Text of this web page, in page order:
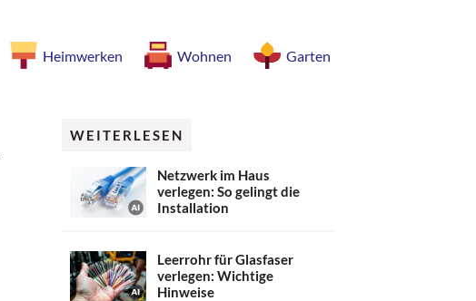
Heimwerken Wohnen Garten
WEITERLESEN
Netzwerk im Haus
verlegen: So gelingt die
Installation
Leerrohr für Glasfaser
verlegen: Wichtige
Hinweise